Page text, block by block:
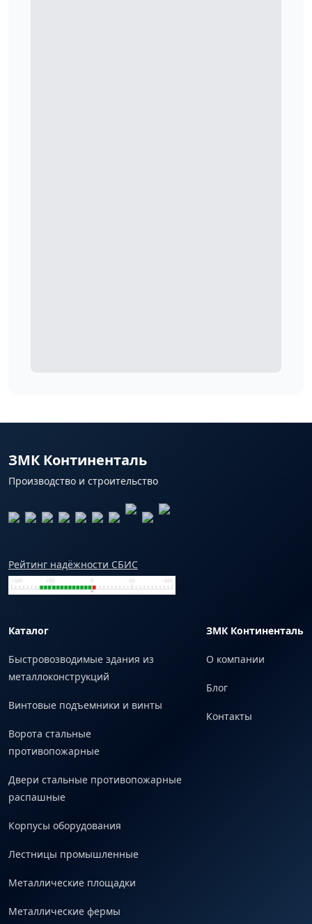
ЗМК Континенталь
Производство и строительство
Рейтинг надёжности СБИС
Каталог
Быстровозводимые здания из
металлоконструкций
Винтовые подъемники и винты
Ворота стальные
противопожарные
Двери стальные противопожарные
распашные
Корпусы оборудования
Лестницы промышленные
Металлические площадки
Металлические фермы
ЗМК Континенталь
О компании
Блог
Контакты